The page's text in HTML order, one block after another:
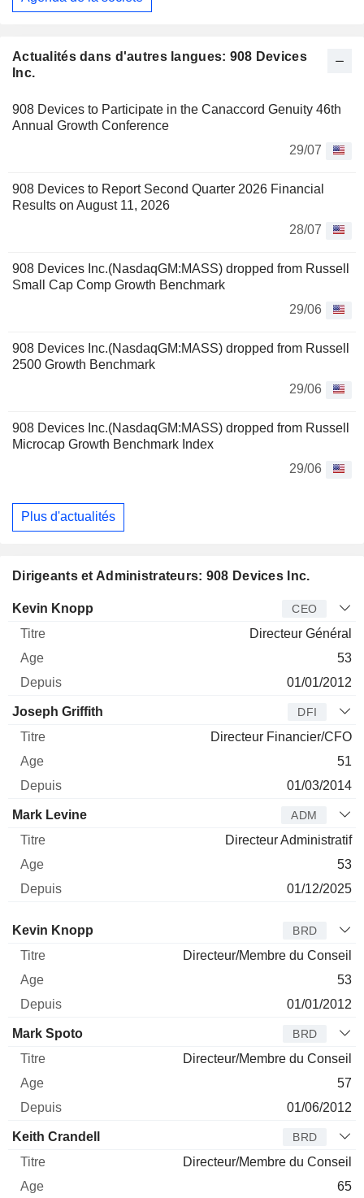
Actualités dans d'autres langues: 908 Devices
Inc.
908 Devices to Participate in the Canaccord Genuity 46th
Annual Growth Conference
29/07
908 Devices to Report Second Quarter 2026 Financial
Results on August 11, 2026
28/07
908 Devices Inc.(NasdaqGM:MASS) dropped from Russell
Small Cap Comp Growth Benchmark
29/06
908 Devices Inc.(NasdaqGM:MASS) dropped from Russell
2500 Growth Benchmark
29/06
908 Devices Inc.(NasdaqGM:MASS) dropped from Russell
Microcap Growth Benchmark Index
29/06
Plus d'actualités
Dirigeants et Administrateurs: 908 Devices Inc.
Dirigeant Titre
Kevin Knopp CEO
Directeur Général
53
01/01/2012
Joseph Griffith DFI
Directeur Financier/CFO
51
01/03/2014
Mark Levine ADM
Directeur Administratif
53
01/12/2025
Administrateur
Kevin Knopp BRD
Directeur/Membre du Conseil
53
01/01/2012
Mark Spoto BRD
Directeur/Membre du Conseil
57
01/06/2012
Keith Crandell BRD
Directeur/Membre du Conseil
65